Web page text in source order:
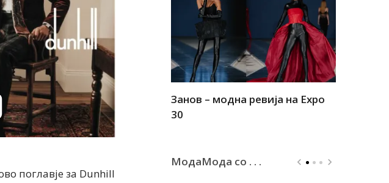
поглавје за Dunhill
Филигрански обетки
Занов – модна ревија на Expo
30
МодаМода со . . .